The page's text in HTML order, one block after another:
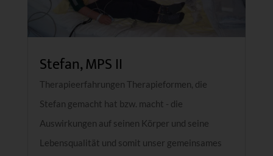
Stefan, MPS II
Therapieerfahrungen Therapieformen, die
Stefan gemacht hat bzw. macht - die
Auswirkungen auf seinen Körper und seine
Lebensqualität und somit unser gemeinsames